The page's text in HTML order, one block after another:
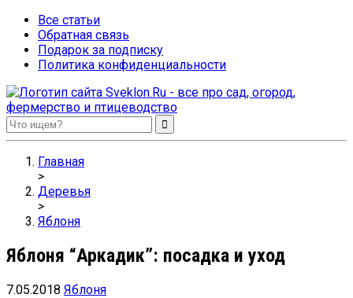
Все статьи
Обратная связь
Подарок за подписку
Политика конфиденциальности
Sveklon.Ru – все про сад, огород, фермерство и птицеводство
Главная
>
Деревья
>
Яблоня
Яблоня “Аркадик”: посадка и уход
7.05.2018 Яблоня